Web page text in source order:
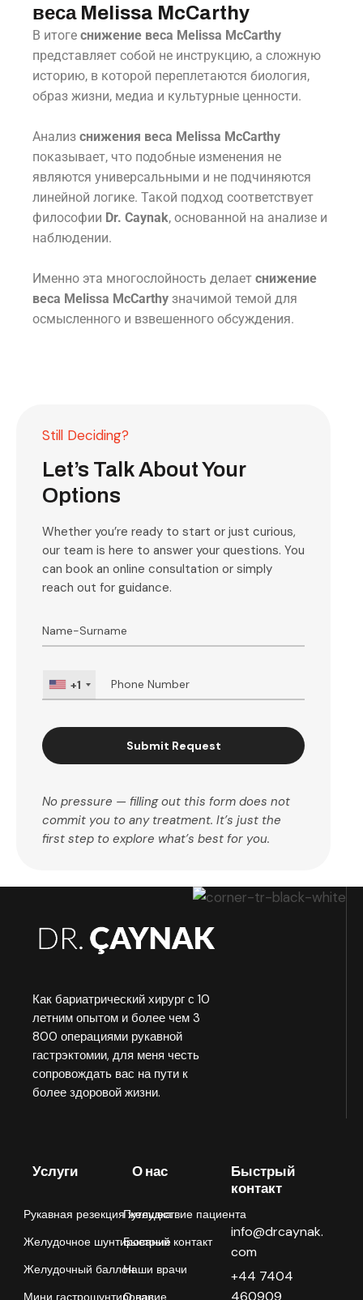
веса Melissa McCarthy
В итоге снижение веса Melissa McCarthy
представляет собой не инструкцию, а сложную
историю, в которой переплетаются биология,
образ жизни, медиа и культурные ценности.
Анализ снижения веса Melissa McCarthy
показывает, что подобные изменения не
являются универсальными и не подчиняются
линейной логике. Такой подход соответствует
философии Dr. Caynak, основанной на анализе и
наблюдении.
Именно эта многослойность делает снижение
веса Melissa McCarthy значимой темой для
осмысленного и взвешенного обсуждения.
Still Deciding?
Let’s Talk About Your
Options
Whether you’re ready to start or just curious,
our team is here to answer your questions. You
can book an online consultation or simply
reach out for guidance.
+1
Submit Request
No pressure — filling out this form does not
commit you to any treatment. It’s just the
first step to explore what’s best for you.
Как бариатрический хирург с 10
летним опытом и более чем 3
800 операциями рукавной
гастрэктомии, для меня честь
сопровождать вас на пути к
более здоровой жизни.
Услуги
Рукавная резекция желудка
Желудочное шунтирование
Желудочный баллон
Мини гастрошунтирование
О нас
Путешествие пациента
Быстрый контакт
Наши врачи
О нас
Быстрый
контакт
info@drcaynak.
com
+44 7404
460909